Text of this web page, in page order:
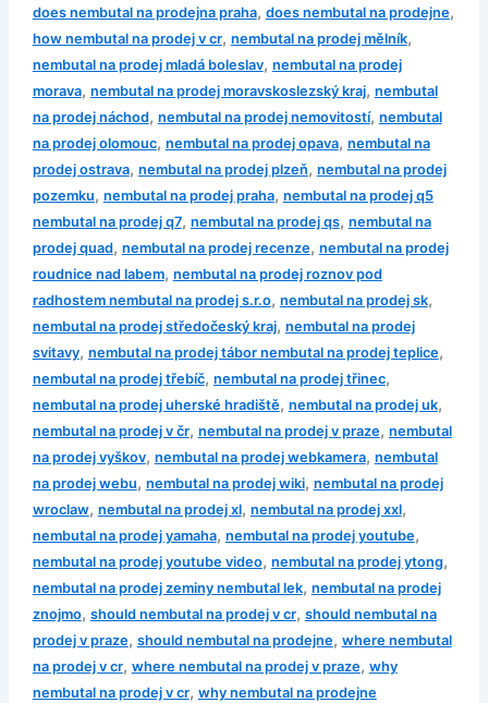
does nembutal na prodejna praha, does nembutal na prodejne,
how nembutal na prodej v cr, nembutal na prodej mělník,
nembutal na prodej mladá boleslav, nembutal na prodej
morava, nembutal na prodej moravskoslezský kraj, nembutal
na prodej náchod, nembutal na prodej nemovitostí, nembutal
na prodej olomouc, nembutal na prodej opava, nembutal na
prodej ostrava, nembutal na prodej plzeň, nembutal na prodej
pozemku, nembutal na prodej praha, nembutal na prodej q5
nembutal na prodej q7, nembutal na prodej qs, nembutal na
prodej quad, nembutal na prodej recenze, nembutal na prodej
roudnice nad labem, nembutal na prodej roznov pod
radhostem nembutal na prodej s.r.o, nembutal na prodej sk,
nembutal na prodej středočeský kraj, nembutal na prodej
svitavy, nembutal na prodej tábor nembutal na prodej teplice,
nembutal na prodej třebíč, nembutal na prodej třinec,
nembutal na prodej uherské hradiště, nembutal na prodej uk,
nembutal na prodej v čr, nembutal na prodej v praze, nembutal
na prodej vyškov, nembutal na prodej webkamera, nembutal
na prodej webu, nembutal na prodej wiki, nembutal na prodej
wroclaw, nembutal na prodej xl, nembutal na prodej xxl,
nembutal na prodej yamaha, nembutal na prodej youtube,
nembutal na prodej youtube video, nembutal na prodej ytong,
nembutal na prodej zeminy nembutal lek, nembutal na prodej
znojmo, should nembutal na prodej v cr, should nembutal na
prodej v praze, should nembutal na prodejne, where nembutal
na prodej v cr, where nembutal na prodej v praze, why
nembutal na prodej v cr, why nembutal na prodejne